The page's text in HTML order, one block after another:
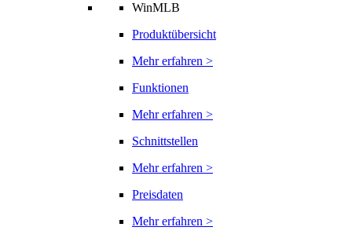
WinMLB
Produktübersicht
Mehr erfahren >
Funktionen
Mehr erfahren >
Schnittstellen
Mehr erfahren >
Preisdaten
Mehr erfahren >